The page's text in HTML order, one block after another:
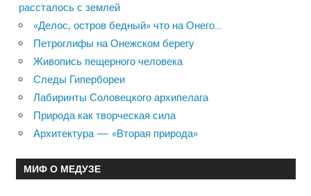
рассталось с землей
«Делос, остров бедный» что на Онего…
Петроглифы на Онежском берегу
Живопись пещерного человека
Следы Гипербореи
Лабиринты Соловецкого архипелага
Природа как творческая сила
Архитектура — «Вторая природа»
МИФ О МЕДУЗЕ